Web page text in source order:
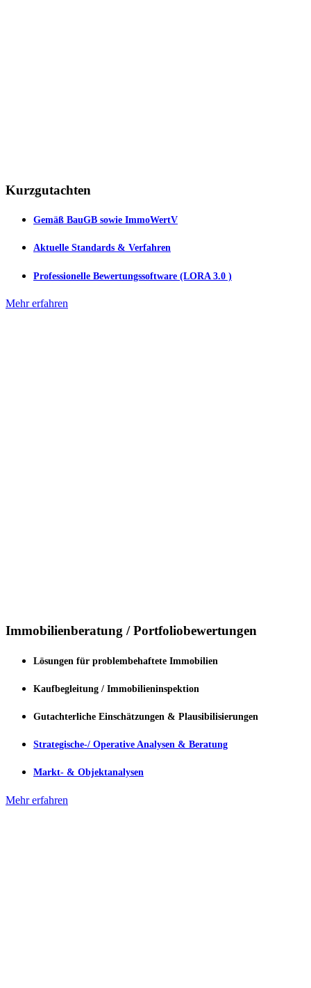
Kurzgutachten
Gemäß BauGB sowie ImmoWertV
Aktuelle Standards & Verfahren
Professionelle Bewertungssoftware (LORA 3.0 )
Mehr erfahren
Immobilienberatung / Portfoliobewertungen
Lösungen für problembehaftete Immobilien
Kaufbegleitung / Immobilieninspektion
Gutachterliche Einschätzungen & Plausibilisierungen
Strategische-/ Operative Analysen & Beratung
Markt- & Objektanalysen
Mehr erfahren